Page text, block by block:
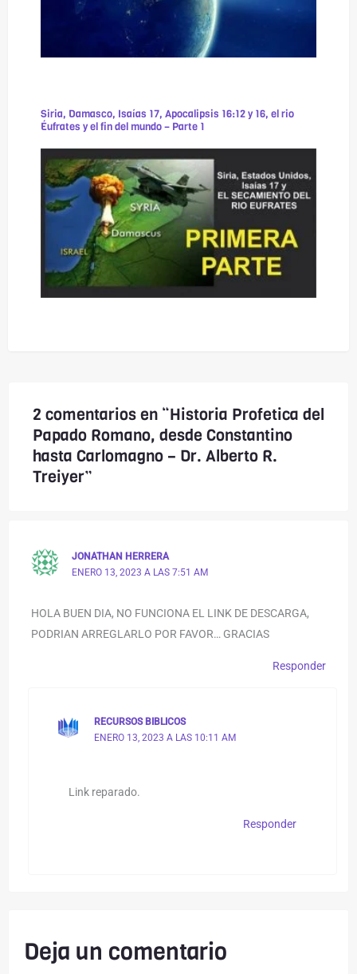
Siria, Damasco, Isaías 17, Apocalipsis 16:12 y 16, el rio
Éufrates y el fin del mundo – Parte 1
2 comentarios en “Historia Profetica del
Papado Romano, desde Constantino
hasta Carlomagno – Dr. Alberto R.
Treiyer”
JONATHAN HERRERA
ENERO 13, 2023 A LAS 7:51 AM
HOLA BUEN DIA, NO FUNCIONA EL LINK DE DESCARGA,
PODRIAN ARREGLARLO POR FAVOR… GRACIAS
Responder
RECURSOS BIBLICOS
ENERO 13, 2023 A LAS 10:11 AM
Link reparado.
Responder
Deja un comentario